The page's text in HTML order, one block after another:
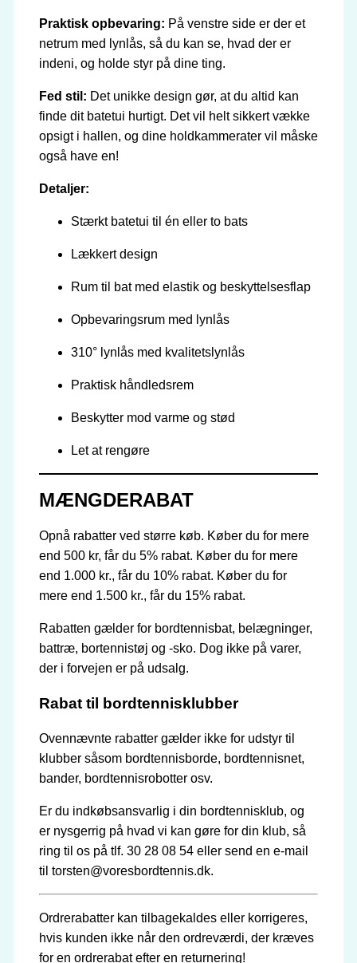
Praktisk opbevaring: På venstre side er der et
netrum med lynlås, så du kan se, hvad der er
indeni, og holde styr på dine ting.
Fed stil: Det unikke design gør, at du altid kan
finde dit batetui hurtigt. Det vil helt sikkert vække
opsigt i hallen, og dine holdkammerater vil måske
også have en!
Detaljer:
Stærkt batetui til én eller to bats
Lækkert design
Rum til bat med elastik og beskyttelsesflap
Opbevaringsrum med lynlås
310° lynlås med kvalitetslynlås
Praktisk håndledsrem
Beskytter mod varme og stød
Let at rengøre
MÆNGDERABAT
Opnå rabatter ved større køb. Køber du for mere
end 500 kr, får du 5% rabat. Køber du for mere
end 1.000 kr., får du 10% rabat. Køber du for
mere end 1.500 kr., får du 15% rabat.
Rabatten gælder for bordtennisbat, belægninger,
battræ, bortennistøj og -sko. Dog ikke på varer,
der i forvejen er på udsalg.
Rabat til bordtennisklubber
Ovennævnte rabatter gælder ikke for udstyr til
klubber såsom bordtennisborde, bordtennisnet,
bander, bordtennisrobotter osv.
Er du indkøbsansvarlig i din bordtennisklub, og
er nysgerrig på hvad vi kan gøre for din klub, så
ring til os på tlf. 30 28 08 54 eller send en e-mail
til torsten@voresbordtennis.dk.
Ordrerabatter kan tilbagekaldes eller korrigeres,
hvis kunden ikke når den ordreværdi, der kræves
for en ordrerabat efter en returnering!